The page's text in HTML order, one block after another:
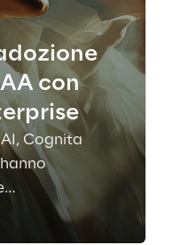
con
Cognita
programma
un uso